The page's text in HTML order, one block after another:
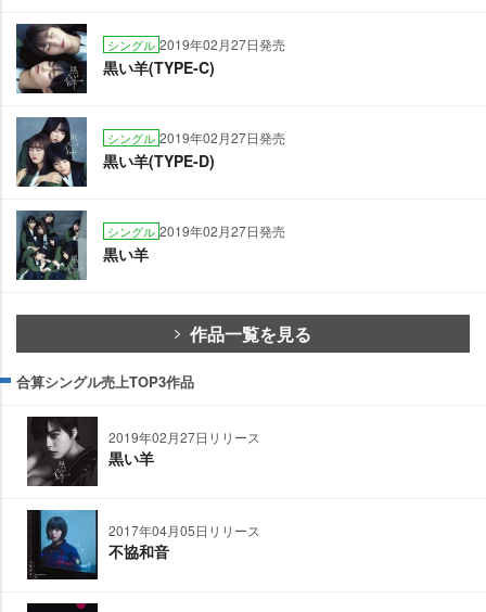
シングル 2019年02月27日発売
黒い羊(TYPE-C)
シングル 2019年02月27日発売
黒い羊(TYPE-D)
シングル 2019年02月27日発売
黒い羊
作品一覧を見る
合算シングル売上TOP3作品
2019年02月27日リリース
黒い羊
2017年04月05日リリース
不協和音